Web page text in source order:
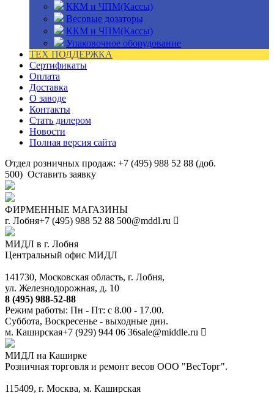
ККМ и ЧПМ(Кассы)
Весовые дозаторы
ККМ и ЧПМ(Кассы)
Упаковочное оборудование
ТЕХ ПОДДЕРЖКА
Сертификаты
Оплата
Доставка
О заводе
Контакты
Стать дилером
Новости
Полная версия сайта
Отдел розничных продаж: +7 (495) 988 52 88 (доб.
500) Оставить заявку
ФИРМЕННЫЕ МАГАЗИНЫ
г. Лобня+7 (495) 988 52 88 500@mddl.ru
МИДЛ в г. Лобня
Центральный офис МИДЛ
141730, Московская область, г. Лобня,
ул. Железнодорожная, д. 10
8 (495) 988-52-88
Режим работы: Пн - Пт: с 8.00 - 17.00.
Суббота, Воскресенье - выходные дни.
м. Каширская+7 (929) 944 06 36sale@middle.ru
МИДЛ на Каширке
Розничная торговля и ремонт весов ООО "ВесТорг".
115409, г. Москва, м. Каширская